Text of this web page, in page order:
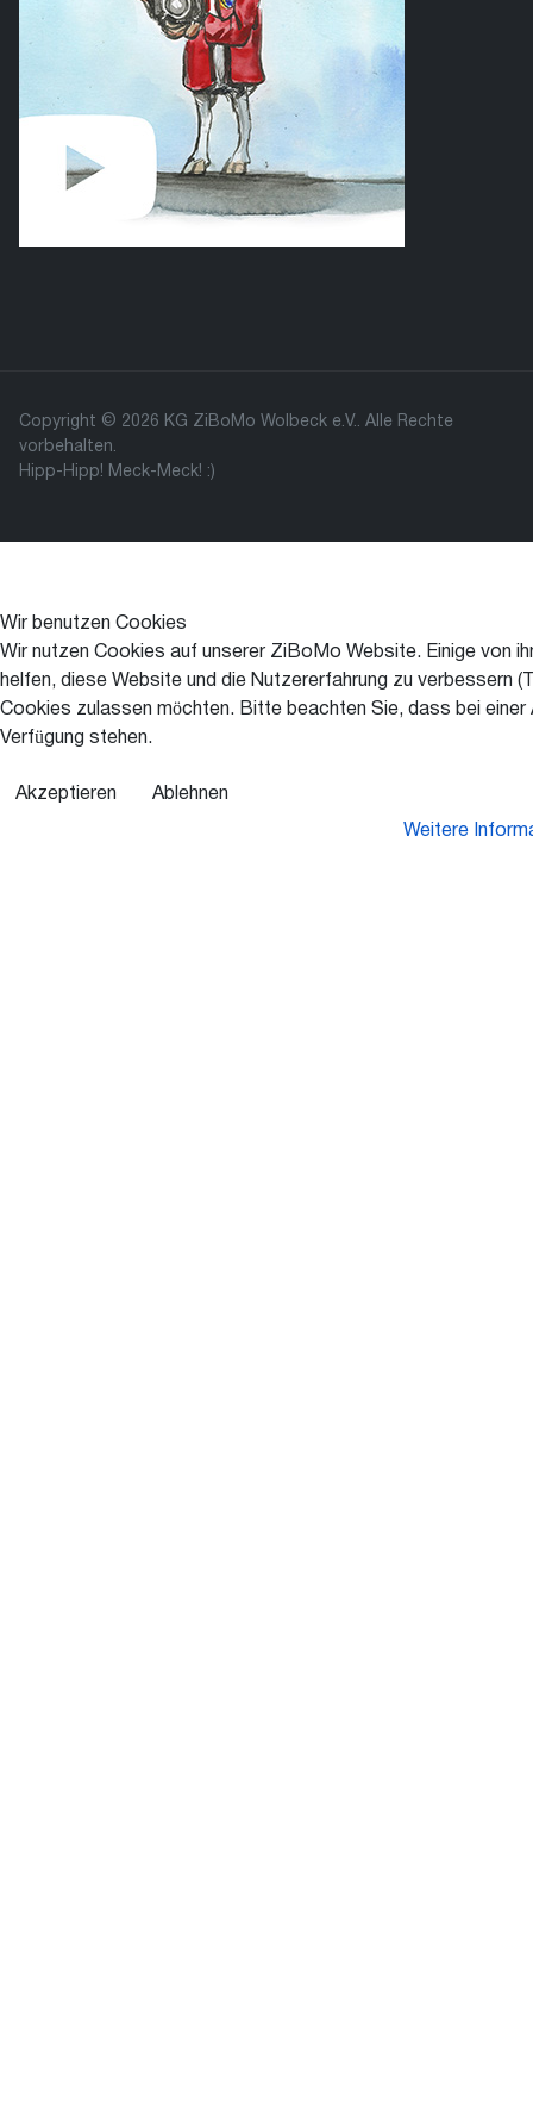
Copyright © 2026 KG ZiBoMo Wolbeck e.V.. Alle Rechte
vorbehalten.
Hipp-Hipp! Meck-Meck! :)
Wir benutzen Cookies
Wir nutzen Cookies auf unserer ZiBoMo Website. Einige von
helfen, diese Website und die Nutzererfahrung zu verbessern
Cookies zulassen möchten. Bitte beachten Sie, dass bei einer
Verfügung stehen.
Akzeptieren Ablehnen
Weitere